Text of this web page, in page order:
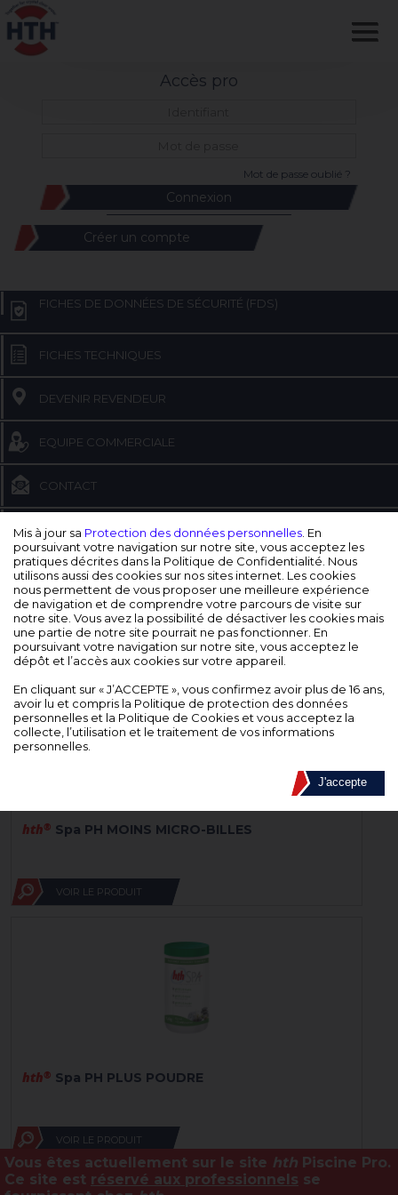
Mis à jour sa Protection des données personnelles . En
poursuivant votre navigation sur notre site, vous acceptez les
pratiques décrites dans la Politique de Confidentialité. Nous
utilisons aussi des cookies sur nos sites internet. Les cookies
nous permettent de vous proposer une meilleure expérience
de navigation et de comprendre votre parcours de visite sur
notre site. Vous avez la possibilité de désactiver les cookies mais
une partie de notre site pourrait ne pas fonctionner. En
poursuivant votre navigation sur notre site, vous acceptez le
dépôt et l’accès aux cookies sur votre appareil.
En cliquant sur « J’ACCEPTE », vous confirmez avoir plus de 16 ans,
avoir lu et compris la Politique de protection des données
personnelles et la Politique de Cookies et vous acceptez la
collecte, l’utilisation et le traitement de vos informations
personnelles.
J'accepte
Accès pro
Mot de passe oublié ?
Créer un compte
FICHES DE DONNÉES DE SÉCURITÉ (FDS)
FICHES TECHNIQUES
DEVENIR REVENDEUR
EQUIPE COMMERCIALE
CONTACT
BOITE À OUTILS
CATALOGUE INTERACTIF
Accueil >SPA> Equilibrer> Correcteur pH
CORRECTEUR PH
hth® Spa PH MOINS MICRO-BILLES
VOIR LE PRODUIT
hth® Spa PH PLUS POUDRE
VOIR LE PRODUIT
Vous êtes actuellement sur le site hth Piscine Pro.
Ce site est réservé aux professionnels se